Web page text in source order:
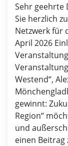
Sehr geehrte
Sie herzlich
Netzwerk für
April 2026
Westend“,
gewinnt:
Region“
und
einen